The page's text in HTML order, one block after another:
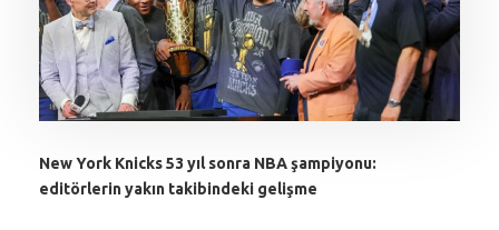
New York Knicks 53 yıl sonra NBA şampiyonu:
editörlerin yakın takibindeki gelişme